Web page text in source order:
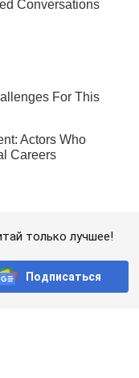
только лучшее!
Подписаться